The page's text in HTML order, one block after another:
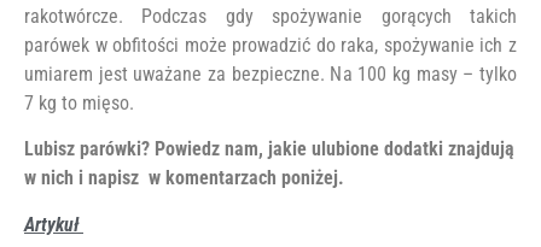
rakotwórcze. Podczas gdy spożywanie gorących takich
parówek w obfitości może prowadzić do raka, spożywanie ich z
umiarem jest uważane za bezpieczne. Na 100 kg masy – tylko
7 kg to mięso.
Lubisz parówki? Powiedz nam, jakie ulubione dodatki znajdują
w nich i napisz w komentarzach poniżej.
Artykuł